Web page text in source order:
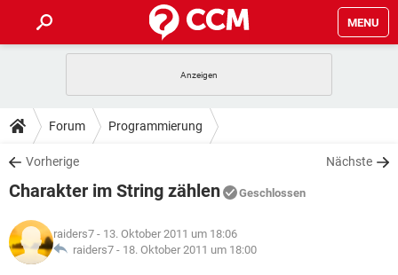
MENU
ANDROID IOS
WINDOWS 10
WHATSAPP TIKTOK
FACEBOOK
TIPPS & TRICKS
SPIELE
WHATSAPP TIKTOK
FACEBOOK
DOWNLOADS
SPIELE STREAMING
ANDROID
WINDOWS 10 INSTAGRAM
SPIELE STREAMING
ANDROID
LEXIKON
Forum Programmierung
Vorherige Nächste
Charakter im String zählen Geschlossen
raiders7 - 13. Oktober 2011 um 18:06
raiders7 - 18. Oktober 2011 um 18:00